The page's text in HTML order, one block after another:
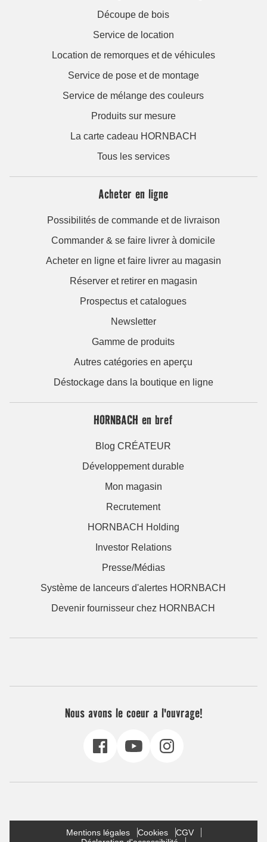
Découpe de bois
Service de location
Location de remorques et de véhicules
Service de pose et de montage
Service de mélange des couleurs
Produits sur mesure
La carte cadeau HORNBACH
Tous les services
Acheter en ligne
Possibilités de commande et de livraison
Commander & se faire livrer à domicile
Acheter en ligne et faire livrer au magasin
Réserver et retirer en magasin
Prospectus et catalogues
Newsletter
Gamme de produits
Autres catégories en aperçu
Déstockage dans la boutique en ligne
HORNBACH en bref
Blog CRÉATEUR
Développement durable
Mon magasin
Recrutement
HORNBACH Holding
Investor Relations
Presse/Médias
Système de lanceurs d'alertes HORNBACH
Devenir fournisseur chez HORNBACH
Nous avons le coeur a l'ouvrage!
Mentions légales Cookies
CGV